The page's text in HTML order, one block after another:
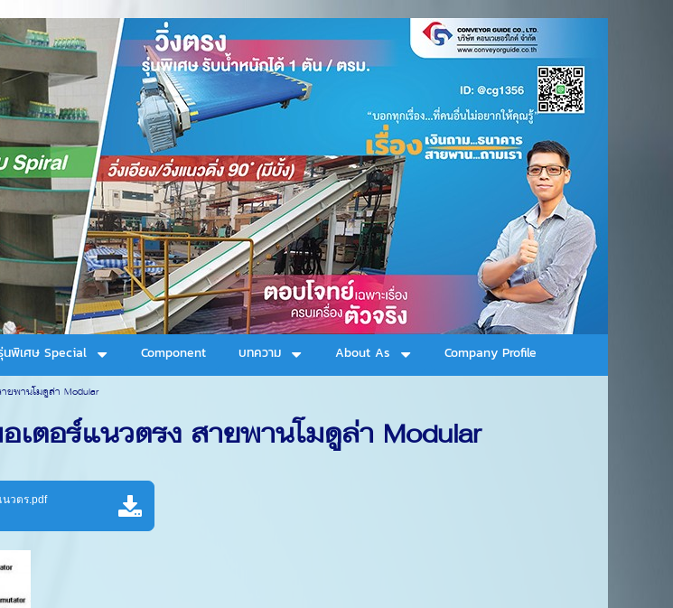
นพิเศษ Special Component บทความ About As Company Profile
ยพานโมดูล่า Modular
ตอร์แนวตรง สายพานโมดูล่า Modular
วตร.pdf